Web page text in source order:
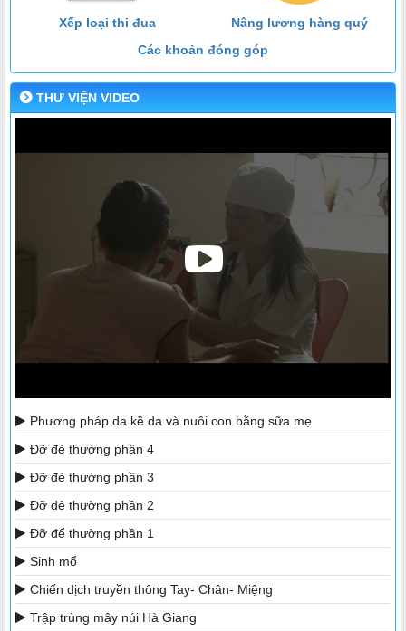
Xếp loại thi đua
Nâng lương hàng quý
Các khoản đóng góp
THƯ VIỆN VIDEO
Phương pháp da kề da và nuôi con bằng sữa mẹ
Đỡ đẻ thường phần 4
Đỡ đẻ thường phần 3
Đỡ đẻ thường phần 2
Đỡ để thường phần 1
Sinh mổ
Chiến dịch truyền thông Tay- Chân- Miệng
Trập trùng mây núi Hà Giang